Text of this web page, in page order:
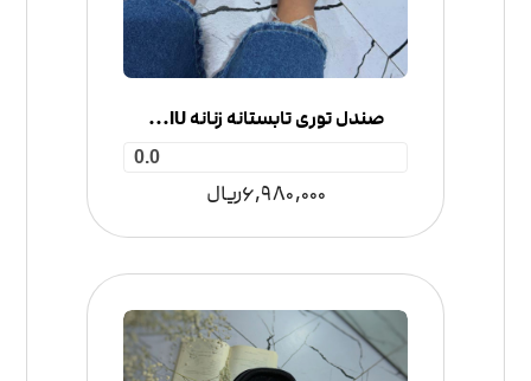
صندل توری تابستانه زنانه MIU MIU
0.0
6,980,000ریال